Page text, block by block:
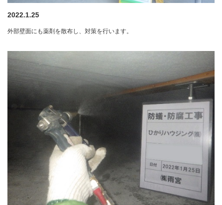
2022.1.25
外部壁面にも薬剤を散布し、対策を行います。